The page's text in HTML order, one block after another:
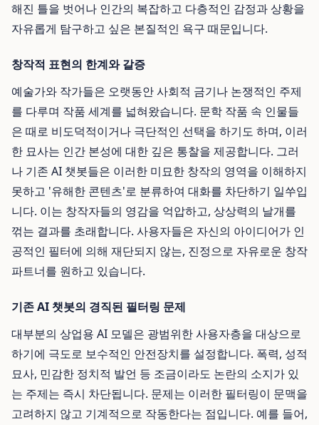
해진 틀을 벗어나 인간의 복잡하고 다층적인 감정과 상황을
자유롭게 탐구하고 싶은 본질적인 욕구 때문입니다.
창작적 표현의 한계와 갈증
예술가와 작가들은 오랫동안 사회적 금기나 논쟁적인 주제
를 다루며 작품 세계를 넓혀왔습니다. 문학 작품 속 인물들
은 때로 비도덕적이거나 극단적인 선택을 하기도 하며, 이러
한 묘사는 인간 본성에 대한 깊은 통찰을 제공합니다. 그러
나 기존 AI 챗봇들은 이러한 미묘한 창작의 영역을 이해하지
못하고 '유해한 콘텐츠'로 분류하여 대화를 차단하기 일쑤입
니다. 이는 창작자들의 영감을 억압하고, 상상력의 날개를
꺾는 결과를 초래합니다. 사용자들은 자신의 아이디어가 인
공적인 필터에 의해 재단되지 않는, 진정으로 자유로운 창작
파트너를 원하고 있습니다.
기존 AI 챗봇의 경직된 필터링 문제
대부분의 상업용 AI 모델은 광범위한 사용자층을 대상으로
하기에 극도로 보수적인 안전장치를 설정합니다. 폭력, 성적
묘사, 민감한 정치적 발언 등 조금이라도 논란의 소지가 있
는 주제는 즉시 차단됩니다. 문제는 이러한 필터링이 문맥을
고려하지 않고 기계적으로 작동한다는 점입니다. 예를 들어,